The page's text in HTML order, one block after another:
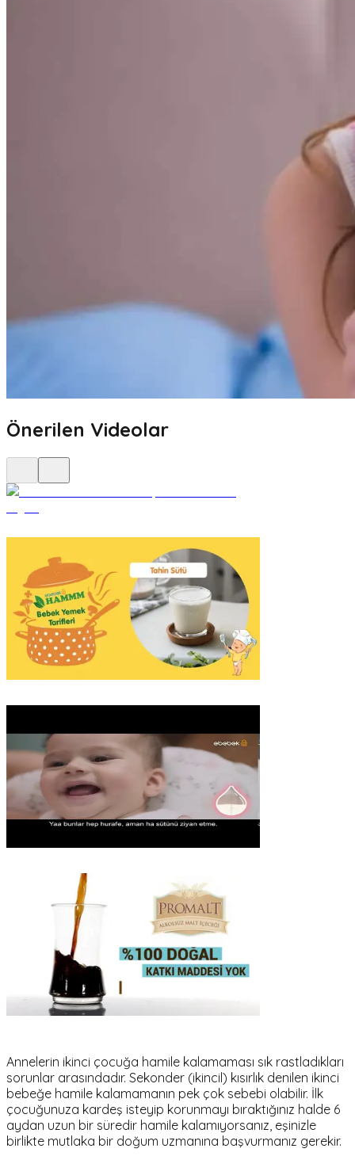
Önerilen Videolar
Annelerin ikinci çocuğa hamile kalamaması sık rastladıkları
sorunlar arasındadır. Sekonder (ikincil) kısırlık denilen ikinci
bebeğe hamile kalamamanın pek çok sebebi olabilir. İlk
çocuğunuza kardeş isteyip korunmayı bıraktığınız halde 6
aydan uzun bir süredir hamile kalamıyorsanız, eşinizle
birlikte mutlaka bir doğum uzmanına başvurmanız gerekir.